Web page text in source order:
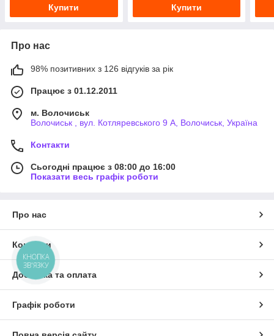
Купити Купити
Про нас
98% позитивних з 126 відгуків за рік
Працює з 01.12.2011
м. Волочиськ
Волочиськ , вул. Котляревського 9 А, Волочиськ, Україна
Контакти
Сьогодні працює з 08:00 до 16:00
Показати весь графік роботи
Про нас
Контакти
Доставка та оплата
Графік роботи
КНОПКА
ЗВ'ЯЗКУ